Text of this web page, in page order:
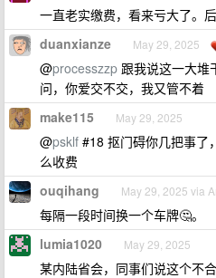
一直老实缴费，看来亏大了。
duanxianze May 29, 2025
@processzzp 跟我说这一大堆
问，你爱交不交，我又管不着
make115 May 29, 2025
@psklf #18 抠门碍你几把事了
么收费
ouqihang May 29, 2025 via
每隔一段时间换一个车牌🤔。
lumia1020 May 29, 2025
某内陆省会，同事们说这个不